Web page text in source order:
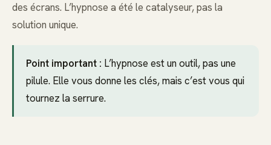
des écrans. L’hypnose a été le catalyseur, pas la
solution unique.
Point important : L’hypnose est un outil, pas une
pilule. Elle vous donne les clés, mais c’est vous qui
tournez la serrure.